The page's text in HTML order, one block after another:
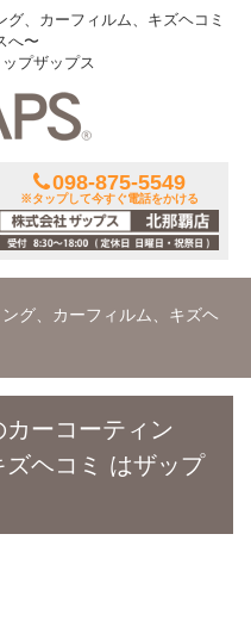
、カーフィルム、キズヘコミ
へ〜
プザップス
098-875-5549
※タップして今すぐ電話をかける
グ、カーフィルム、キズヘ
ーコーティン
ヘコミ はザップ